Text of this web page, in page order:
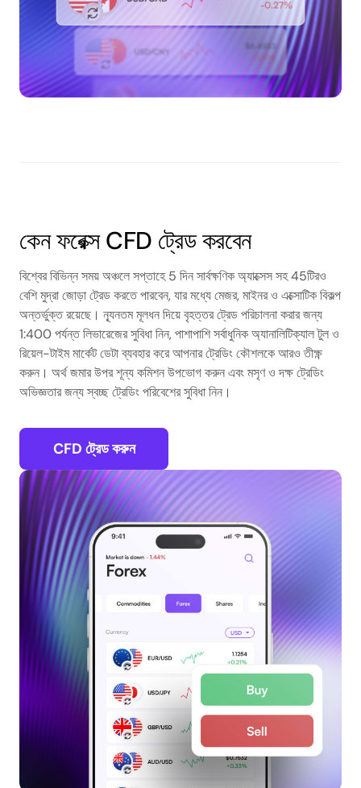
কেন ফরেক্স CFD ট্রেড করবেন
বিশ্বের বিভিন্ন সময় অঞ্চলে সপ্তাহে 5 দিন সার্বক্ষণিক অ্যাক্সেস সহ 45টিরও
বেশি মুদ্রা জোড়া ট্রেড করতে পারবেন, যার মধ্যে মেজর, মাইনর ও এক্সোটিক বিকল্প
অন্তর্ভুক্ত রয়েছে। ন্যূনতম মূলধন দিয়ে বৃহত্তর ট্রেড পরিচালনা করার জন্য
1:400 পর্যন্ত লিভারেজের সুবিধা নিন, পাশাপাশি সর্বাধুনিক অ্যানালিটিক্যাল টুল ও
রিয়েল-টাইম মার্কেট ডেটা ব্যবহার করে আপনার ট্রেডিং কৌশলকে আরও তীক্ষ্ণ
করুন। অর্থ জমার উপর শূন্য কমিশন উপভোগ করুন এবং মসৃণ ও দক্ষ ট্রেডিং
অভিজ্ঞতার জন্য স্বচ্ছ ট্রেডিং পরিবেশের সুবিধা নিন।
CFD ট্রেড করুন